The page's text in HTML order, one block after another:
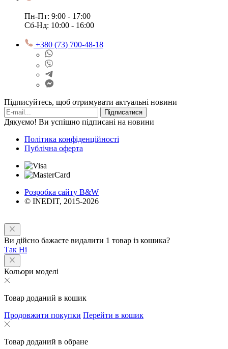
Пн-Пт: 9:00 - 17:00
Сб-Нд: 10:00 - 16:00
+380 (73) 700-48-18
Підписуйтесь, щоб отримувати актуальні новини
Підписатися
Дякуємо! Ви успішно підписані на новини
Політика конфіденційності
Публічна оферта
Розробка сайту B&W
© INEDIT, 2015-2026
Ви дійсно бажаєте видалити 1 товар із кошика?
Так Ні
Кольори моделі
Товар доданий в кошик
Продовжити покупки Перейти в кошик
Товар доданий в обране